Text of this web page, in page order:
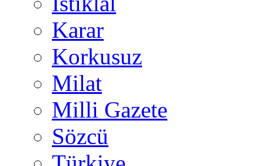
Karar
Korkusuz
Milat
Milli Gazete
Sözcü